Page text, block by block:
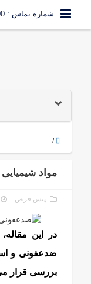
شماره تماس : 88064800-021
/
مواد
پیش فرض
در این
ضدعفونی و
بررسی قرار